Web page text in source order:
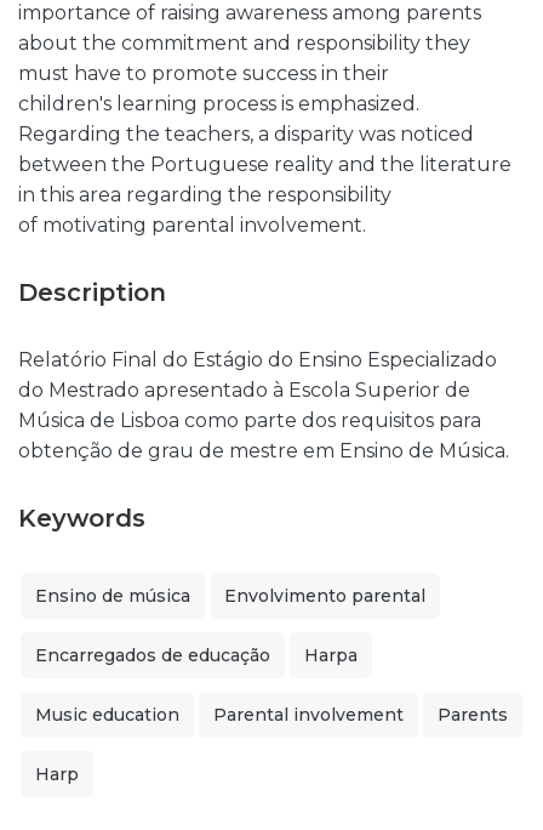
importance of raising awareness among parents
about the commitment and responsibility they
must have to promote success in their
children's learning process is emphasized.
Regarding the teachers, a disparity was noticed
between the Portuguese reality and the literature
in this area regarding the responsibility
of motivating parental involvement.
Description
Relatório Final do Estágio do Ensino Especializado
do Mestrado apresentado à Escola Superior de
Música de Lisboa como parte dos requisitos para
obtenção de grau de mestre em Ensino de Música.
Keywords
Ensino de música Envolvimento parental
Encarregados de educação Harpa
Music education Parental involvement Parents
Harp